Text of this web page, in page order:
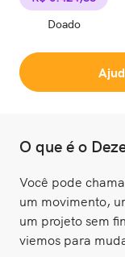
Doado
O que é o
Você pode
um movimento,
um projeto sem
viemos para